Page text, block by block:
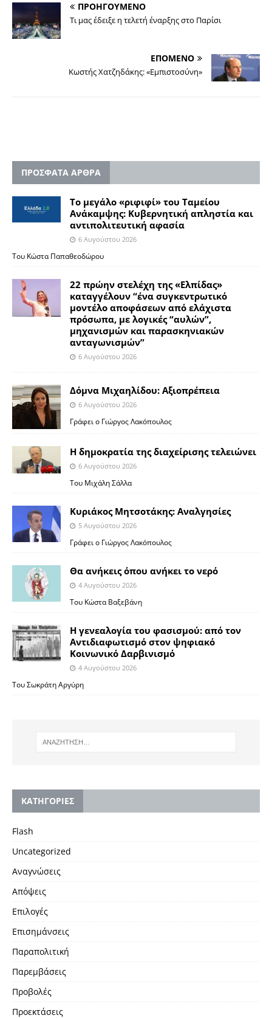
ΠΡΟΗΓΟΥΜΕΝΟ
Τι μας έδειξε η τελετή έναρξης στο Παρίσι
ΕΠΟΜΕΝΟ
Κωστής Χατζηδάκης: «Εμπιστοσύνη»
ΠΡΟΣΦΑΤΑ ΑΡΘΡΑ
Το μεγάλο «ριφιφί» του Ταμείου
Ανάκαμψης: Κυβερνητική απληστία και
αντιπολιτευτική αφασία
6 Αυγούστου 2026
Του Κώστα Παπαθεοδώρου
22 πρώην στελέχη της «Ελπίδας»
καταγγέλουν “ένα συγκεντρωτικό
μοντέλο αποφάσεων από ελάχιστα
πρόσωπα, με λογικές “αυλών”,
μηχανισμών και παρασκηνιακών
ανταγωνισμών”
6 Αυγούστου 2026
Δόμνα Μιχαηλίδου: Αξιοπρέπεια
6 Αυγούστου 2026
Γράφει ο Γιώργος Λακόπουλος
Η δημοκρατία της διαχείρισης τελειώνει
6 Αυγούστου 2026
Του Μιχάλη Σάλλα
Κυριάκος Μητσοτάκης: Αναλγησίες
5 Αυγούστου 2026
Γράφει ο Γιώργος Λακόπουλος
Θα ανήκεις όπου ανήκει το νερό
4 Αυγούστου 2026
Του Κώστα Βαξεβάνη
Η γενεαλογία του φασισμού: από τον
Αντιδιαφωτισμό στον ψηφιακό
Κοινωνικό Δαρβινισμό
4 Αυγούστου 2026
Του Σωκράτη Αργύρη
KΑΤΗΓΟΡΙΕΣ
Flash
Uncategorized
Αναγνώσεις
Απόψεις
Επιλογές
Επισημάνσεις
Παραπολιτική
Παρεμβάσεις
Προβολές
Προεκτάσεις